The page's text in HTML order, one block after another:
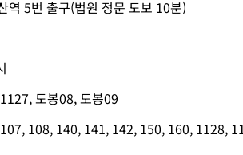
역 5번 출구(법원 정문 도보 10분)
도봉08, 도봉09
108, 140, 141, 142, 150, 160, 1128,